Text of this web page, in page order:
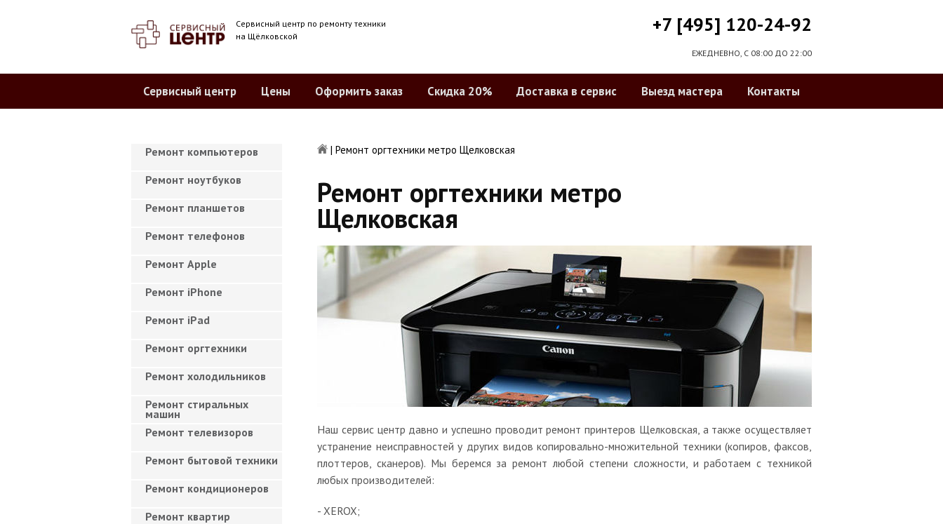
Сервисный центр по ремонту техники
на Щёлковской
+7 [495] 120-24-92
ЕЖЕДНЕВНО, С 08:00 ДО 22:00
Сервисный центр Цены Оформить заказ Скидка 20% Доставка в сервис Выезд мастера Контакты
| Ремонт оргтехники метро Щелковская
Ремонт оргтехники метро
Щелковская
Наш сервис центр давно и успешно проводит ремонт принтеров Щелковская, а также осуществляет
устранение неисправностей у других видов копировально-множительной техники (копиров, факсов,
плоттеров, сканеров). Мы беремся за ремонт любой степени сложности, и работаем с техникой
любых производителей:
- XEROX;
Ремонт компьютеров
Ремонт ноутбуков
Ремонт планшетов
Ремонт телефонов
Ремонт Apple
Ремонт iPhone
Ремонт iPad
Ремонт оргтехники
Ремонт холодильников
Ремонт стиральных
машин
Ремонт телевизоров
Ремонт бытовой техники
Ремонт кондиционеров
Ремонт квартир